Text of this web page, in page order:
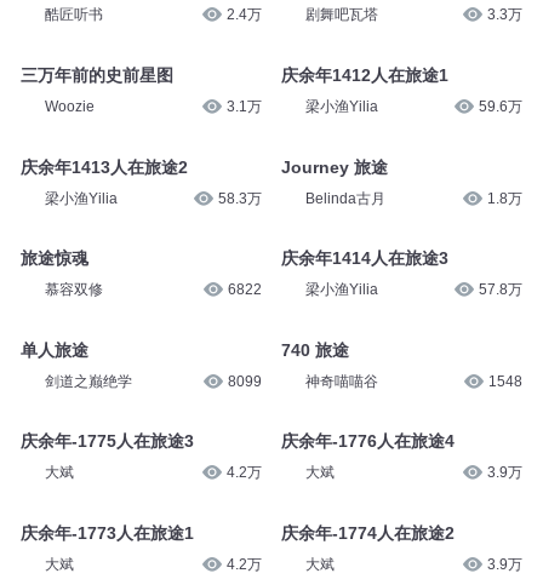
酷匠听书 2.4万
三万年前的史前星图
Woozie 3.1万
庆余年1413人在旅途2
梁小渔Yilia 58.3万
旅途惊魂
慕容双修 6822
单人旅途
剑道之巅绝学 8099
庆余年-1775人在旅途3
大斌 4.2万
庆余年-1773人在旅途1
大斌 4.2万
剧舞吧瓦塔 3.3万
庆余年1412人在旅途1
梁小渔Yilia 59.6万
Journey 旅途
Belinda古月 1.8万
庆余年1414人在旅途3
梁小渔Yilia 57.8万
740 旅途
神奇喵喵谷 1548
庆余年-1776人在旅途4
大斌 3.9万
庆余年-1774人在旅途2
大斌 3.9万